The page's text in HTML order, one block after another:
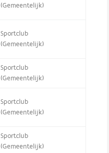
(Gemeentelijk)
Sportclub
(Gemeentelijk)
Sportclub
(Gemeentelijk)
Sportclub
(Gemeentelijk)
Sportclub
(Gemeentelijk)